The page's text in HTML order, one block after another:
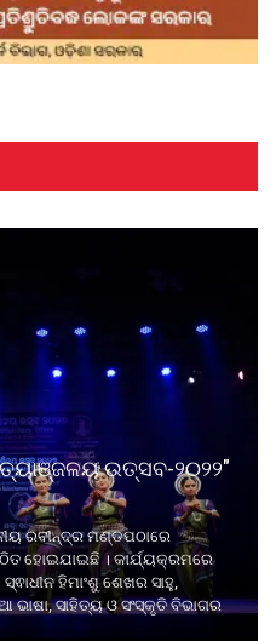
ଉତ୍ସବ-୨୦୨୨"
ରବୀନ୍ଦ୍ର ମଣ୍ଡପଠାରେ
ହୋଇଯାଇଛି । କାର୍ଯ୍ୟକ୍ରମରେ
ହିମାଂଶୁ ଶେଖର ସାହୁ,
ସାହିତ୍ୟ ଓ ସଂସ୍କୃତି ବିଭାଗର